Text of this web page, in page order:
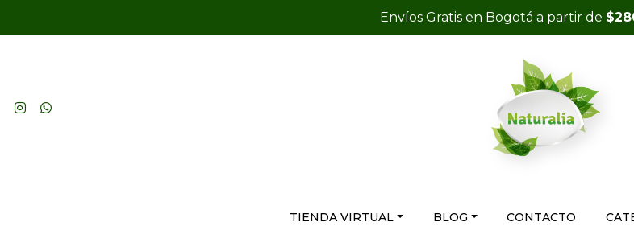
Envíos Gratis en Bogotá a partir de
TIENDA VIRTUAL BLOG CONTACTO